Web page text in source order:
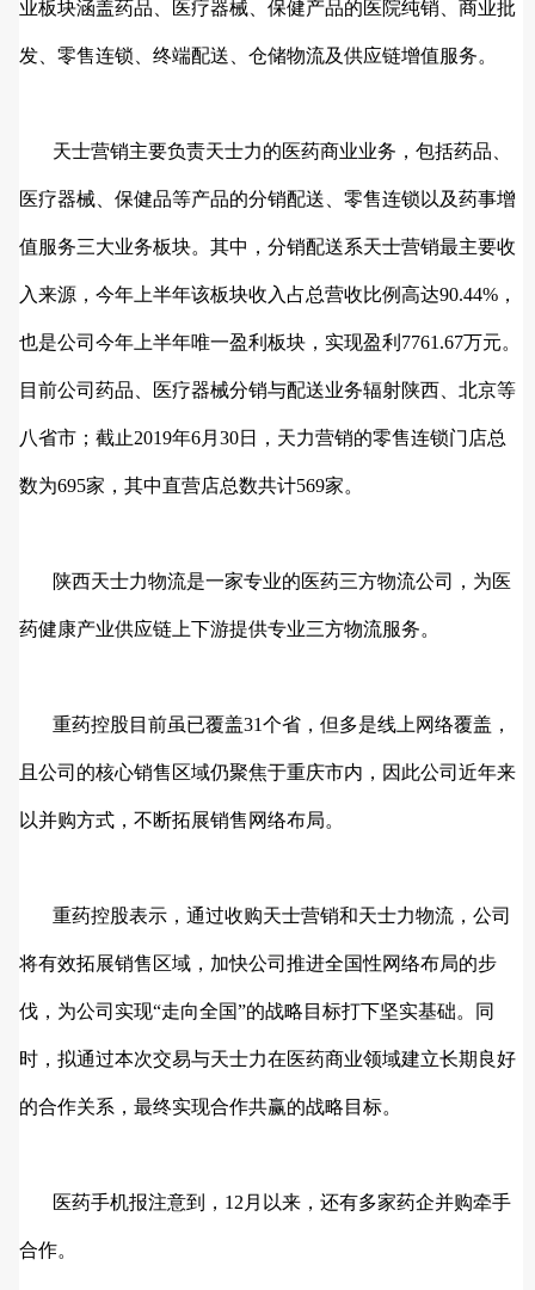
业板块涵盖药品、医疗器械、保健产品的医院纯销、商业批
发、零售连锁、终端配送、仓储物流及供应链增值服务。
天士营销主要负责天士力的医药商业业务，包括药品、
医疗器械、保健品等产品的分销配送、零售连锁以及药事增
值服务三大业务板块。其中，分销配送系天士营销最主要收
入来源，今年上半年该板块收入占总营收比例高达90.44%，
也是公司今年上半年唯一盈利板块，实现盈利7761.67万元。
目前公司药品、医疗器械分销与配送业务辐射陕西、北京等
八省市；截止2019年6月30日，天力营销的零售连锁门店总
数为695家，其中直营店总数共计569家。
陕西天士力物流是一家专业的医药三方物流公司，为医
药健康产业供应链上下游提供专业三方物流服务。
重药控股目前虽已覆盖31个省，但多是线上网络覆盖，
且公司的核心销售区域仍聚焦于重庆市内，因此公司近年来
以并购方式，不断拓展销售网络布局。
重药控股表示，通过收购天士营销和天士力物流，公司
将有效拓展销售区域，加快公司推进全国性网络布局的步
伐，为公司实现“走向全国”的战略目标打下坚实基础。同
时，拟通过本次交易与天士力在医药商业领域建立长期良好
的合作关系，最终实现合作共赢的战略目标。
医药手机报注意到，12月以来，还有多家药企并购牵手
合作。